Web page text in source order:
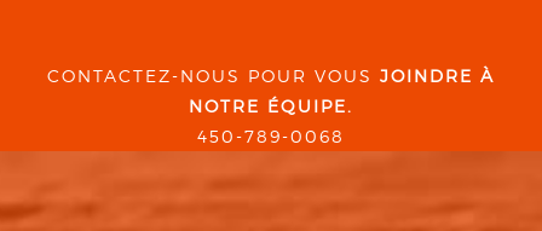
CONTACTEZ-NOUS POUR VOUS JOINDRE À
NOTRE ÉQUIPE.
450-789-0068